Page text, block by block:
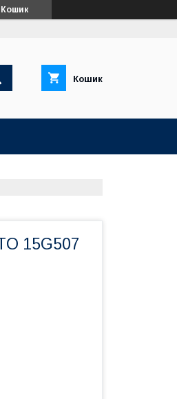
Кошик
Кошик
15G507